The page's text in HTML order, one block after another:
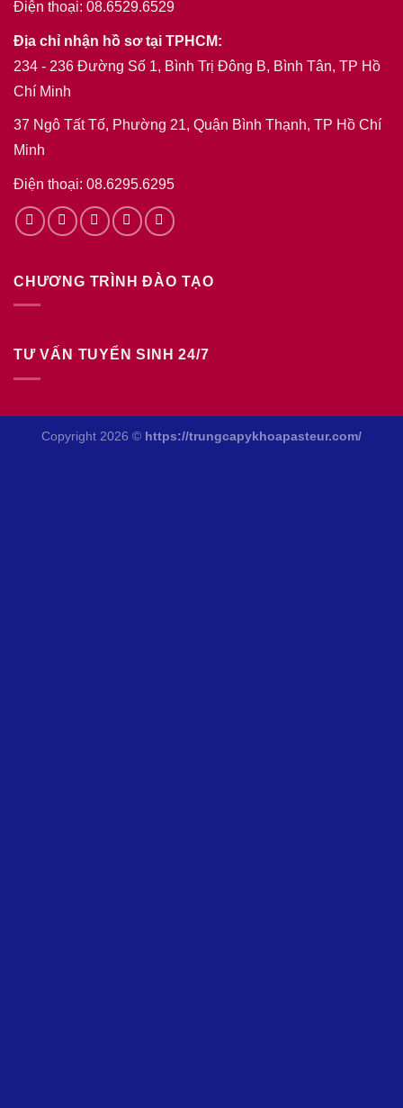
Điện thoại: 08.6529.6529
Địa chỉ nhận hồ sơ tại TPHCM:
234 - 236 Đường Số 1, Bình Trị Đông B, Bình Tân, TP Hồ
Chí Minh
37 Ngô Tất Tố, Phường 21, Quận Bình Thạnh, TP Hồ Chí
Minh
Điện thoại: 08.6295.6295
CHƯƠNG TRÌNH ĐÀO TẠO
TƯ VẤN TUYỂN SINH 24/7
Copyright 2026 © https://trungcapykhoapasteur.com/